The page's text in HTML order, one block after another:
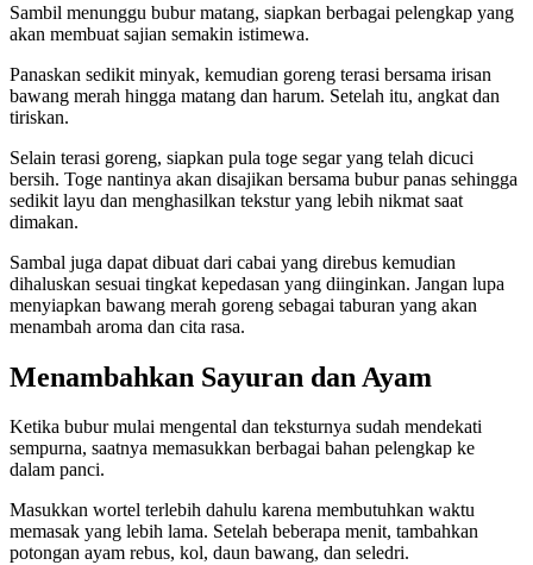
Sambil menunggu bubur matang, siapkan berbagai pelengkap yang
akan membuat sajian semakin istimewa.
Panaskan sedikit minyak, kemudian goreng terasi bersama irisan
bawang merah hingga matang dan harum. Setelah itu, angkat dan
tiriskan.
Selain terasi goreng, siapkan pula toge segar yang telah dicuci
bersih. Toge nantinya akan disajikan bersama bubur panas sehingga
sedikit layu dan menghasilkan tekstur yang lebih nikmat saat
dimakan.
Sambal juga dapat dibuat dari cabai yang direbus kemudian
dihaluskan sesuai tingkat kepedasan yang diinginkan. Jangan lupa
menyiapkan bawang merah goreng sebagai taburan yang akan
menambah aroma dan cita rasa.
Menambahkan Sayuran dan Ayam
Ketika bubur mulai mengental dan teksturnya sudah mendekati
sempurna, saatnya memasukkan berbagai bahan pelengkap ke
dalam panci.
Masukkan wortel terlebih dahulu karena membutuhkan waktu
memasak yang lebih lama. Setelah beberapa menit, tambahkan
potongan ayam rebus, kol, daun bawang, dan seledri.